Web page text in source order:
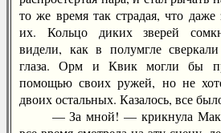
то же время так страдая, что даже
их. Кольцо диких зверей
видели, как в полумгле
глаза. Орм и Квик могли бы
помощью своих ружей, но не
двоих остальных. Казалось, все
— За мной! — крикнула